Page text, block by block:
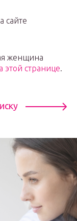
сайте
женщина
этой странице.